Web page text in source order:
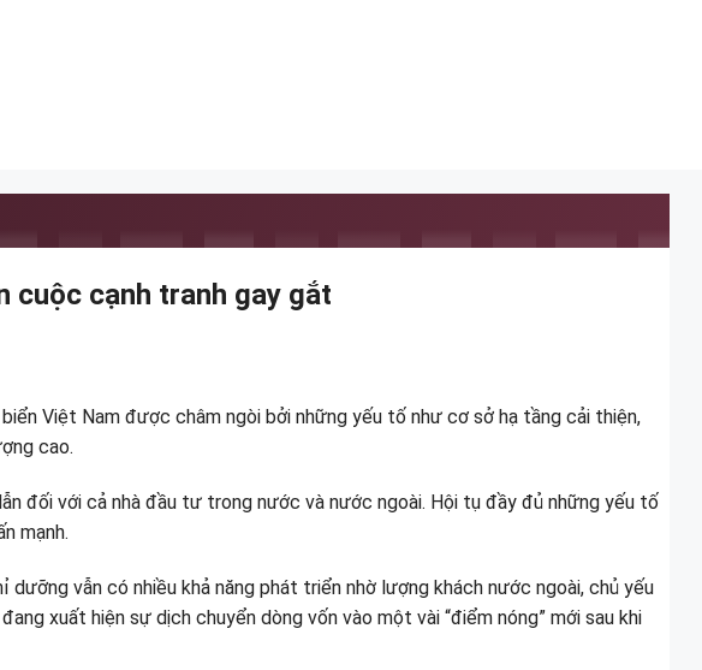
cuộc cạnh tranh gay gắt
Việt Nam được châm ngòi bởi những yếu tố như cơ sở hạ tầng cải thiện,
cao.
đối với cả nhà đầu tư trong nước và nước ngoài. Hội tụ đầy đủ những yếu tố
mạnh.
vẫn có nhiều khả năng phát triển nhờ lượng khách nước ngoài, chủ yếu
xuất hiện sự dịch chuyển dòng vốn vào một vài “điểm nóng” mới sau khi